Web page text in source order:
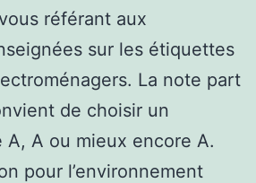
référant aux
sur les étiquettes
La note part
de choisir un
A, A ou mieux encore A.
pour l’environnement